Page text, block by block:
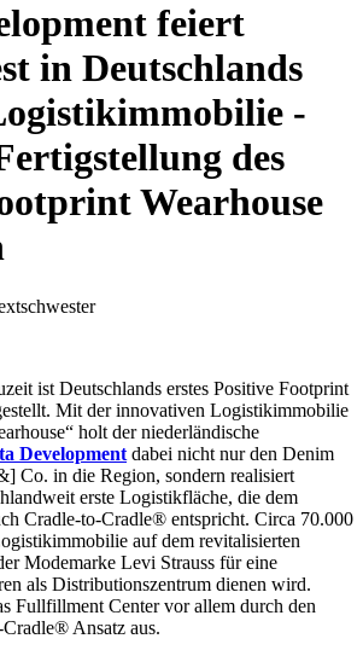
feiert
in Deutschlands
-
des
Wearhouse
ist Deutschlands erstes Positive Footprint
Mit der innovativen Logistikimmobilie
holt der niederländische
Development dabei nicht nur den Denim
Co. in die Region, sondern realisiert
erste Logistikfläche, die dem
Cradle-to-Cradle® entspricht. Circa 70.000
auf dem revitalisierten
Modemarke Levi Strauss für eine
als Distributionszentrum dienen wird.
Fullfillment Center vor allem durch den
Ansatz aus.